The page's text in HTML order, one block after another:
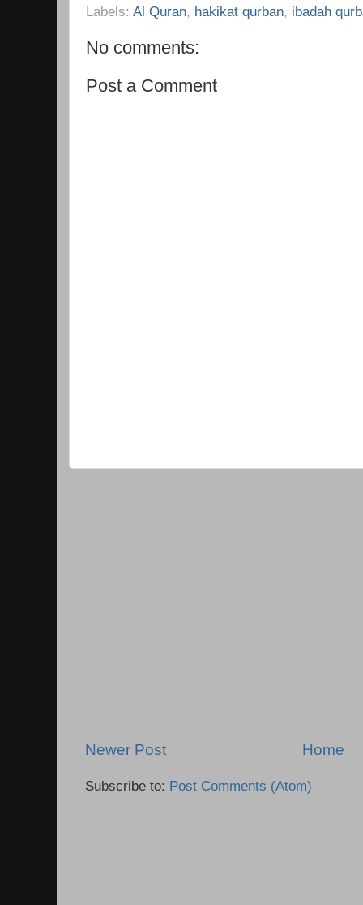
Labels: Al Quran, hakikat qurban, ibadah
No comments:
Post a Comment
Newer Post Home
Subscribe to: Post Comments (Atom)